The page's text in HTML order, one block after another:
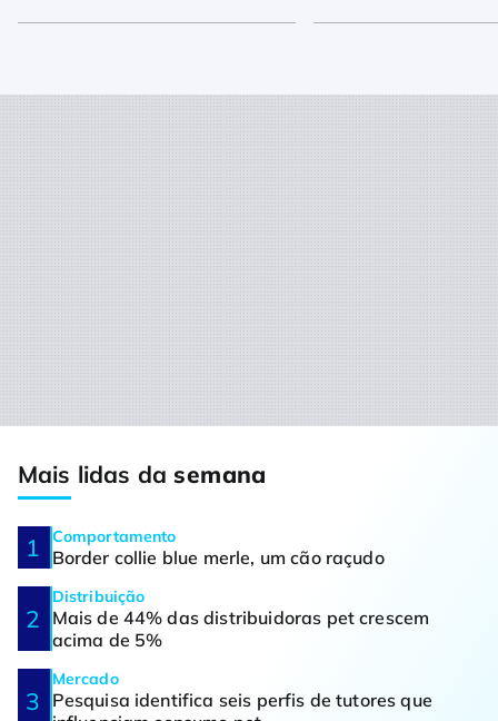
Mais lidas dasemana
Comportamento
Border collie blue merle, um cão raçudo
Distribuição
Mais de 44% das distribuidoras pet crescem
acima de 5%
Mercado
Pesquisa identifica seis perfis de tutores que